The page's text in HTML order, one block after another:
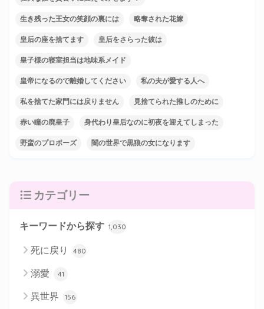
生き残った王女の笑顔の裏には 略奪された花嫁
皇后の座を捨てます 皇后をさらった彼は
皇子様の寝室担当は地味系メイド
皇帝になるので離婚してください 私の夫が愛する人へ
私を捨てた家門には戻りません 見捨てられた推しのために
赤い瞳の廃皇子 身代わり皇后なのに初夜を迎えてしまった
野蛮のプロポーズ 闇の世界で黒狼の女になります
カテゴリー
キーワードから探す 1,030
死に戻り 480
溺愛 41
異世界 156